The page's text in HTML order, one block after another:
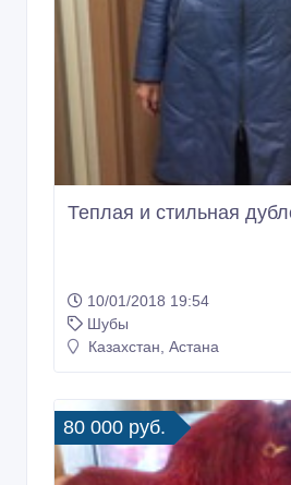
Теплая и стильная
10/01/2018 19:54
Шубы
Казахстан, Астана
80 000 руб.